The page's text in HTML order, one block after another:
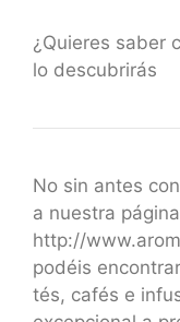
¿Quieres saber
lo descubrirás
No sin antes
a nuestra
http://
podéis
tés, cafés e